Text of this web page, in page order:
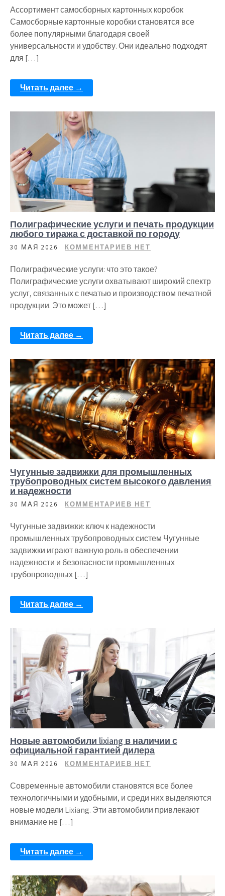
Ассортимент самосборных картонных коробок
Самосборные картонные коробки становятся все
более популярными благодаря своей
универсальности и удобству. Они идеально подходят
для […]
Читать далее →
Полиграфические услуги и печать продукции
любого тиража с доставкой по городу
30 МАЯ 2026 КОММЕНТАРИЕВ НЕТ
Полиграфические услуги: что это такое?
Полиграфические услуги охватывают широкий спектр
услуг, связанных с печатью и производством печатной
продукции. Это может […]
Читать далее →
Чугунные задвижки для промышленных
трубопроводных систем высокого давления
и надежности
30 МАЯ 2026 КОММЕНТАРИЕВ НЕТ
Чугунные задвижки: ключ к надежности
промышленных трубопроводных систем Чугунные
задвижки играют важную роль в обеспечении
надежности и безопасности промышленных
трубопроводных […]
Читать далее →
Новые автомобили lixiang в наличии с
официальной гарантией дилера
30 МАЯ 2026 КОММЕНТАРИЕВ НЕТ
Современные автомобили становятся все более
технологичными и удобными, и среди них выделяются
новые модели Lixiang. Эти автомобили привлекают
внимание не […]
Читать далее →